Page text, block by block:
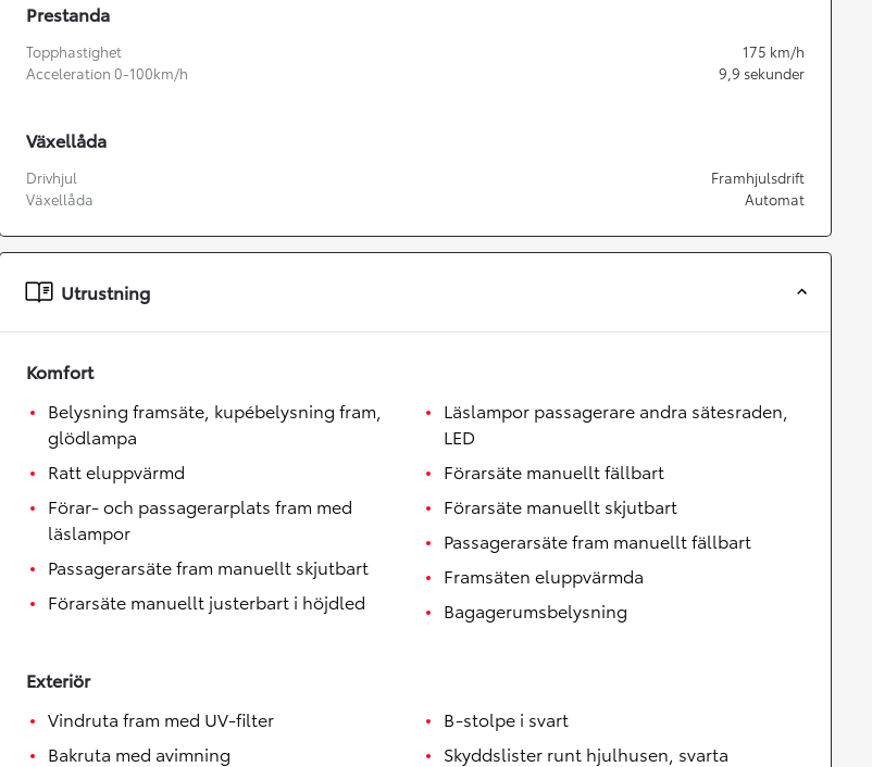
Toyota GR Supra
Nya GR GT
Prestanda
Topphastighet 175 km/h
Acceleration 0-100km/h
9,9 sekunder
Växellåda
Drivhjul
Framhjulsdrift
Växellåda
Automat
Utrustning
Komfort
Belysning framsäte, kupébelysning fram,
glödlampa
Ratt eluppvärmd
Förar- och passagerarplats fram med
läslampor
Passagerarsäte fram manuellt skjutbart
Förarsäte manuellt justerbart i höjdled
Läslampor passagerare andra sätesraden,
LED
Förarsäte manuellt fällbart
Förarsäte manuellt skjutbart
Passagerarsäte fram manuellt fällbart
Framsäten eluppvärmda
Bagagerumsbelysning
Exteriör
Vindruta fram med UV-filter
Bakruta med avimning
B-stolpe i svart
Skyddslister runt hjulhusen, svarta